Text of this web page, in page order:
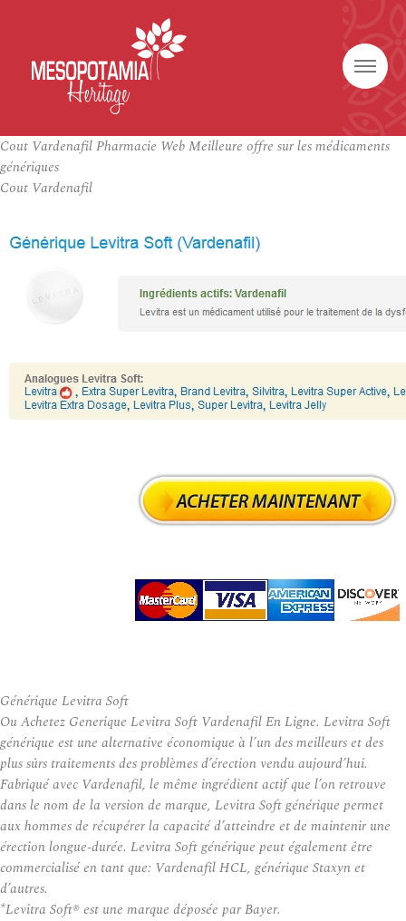
Cout Vardenafil Pharmacie Web Meilleure offre sur les médicaments
génériques
Cout Vardenafil
Générique Levitra Soft
Ou Achetez Generique Levitra Soft Vardenafil En Ligne. Levitra Soft
générique est une alternative économique à l’un des meilleurs et des
plus sûrs traitements des problèmes d’érection vendu aujourd’hui.
Fabriqué avec Vardenafil, le même ingrédient actif que l’on retrouve
dans le nom de la version de marque, Levitra Soft générique permet
aux hommes de récupérer la capacité d’atteindre et de maintenir une
érection longue-durée. Levitra Soft générique peut également être
commercialisé en tant que: Vardenafil HCL, générique Staxyn et
d’autres.
*Levitra Soft® est une marque déposée par Bayer.